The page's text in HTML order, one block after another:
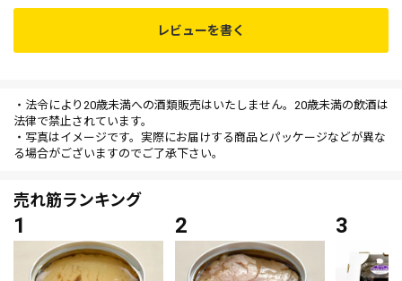
レビューを書く
・法令により20歳未満への酒類販売はいたしません。20歳未満の飲酒は
法律で禁止されています。
・写真はイメージです。実際にお届けする商品とパッケージなどが異な
る場合がございますのでご了承下さい。
売れ筋ランキング